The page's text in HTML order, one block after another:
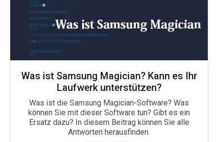
Was ist Samsung Magician? Kann es Ihr
Laufwerk unterstützen?
Was ist die Samsung Magician-Software? Was
können Sie mit dieser Software tun? Gibt es ein
Ersatz dazu? In diesem Beitrag können Sie alle
Antworten herausfinden.